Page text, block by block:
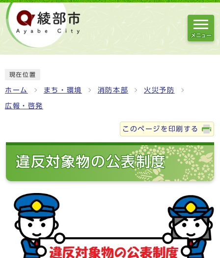
メニュー
現在位置
ホーム まち・環境 消防本部 火災予防
広報・啓発
このページを印刷する
違反対象物の公表制度